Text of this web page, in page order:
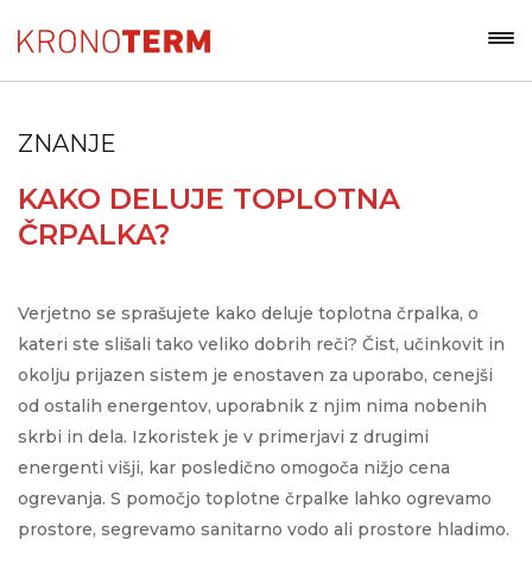
ZNANJE
KAKO DELUJE TOPLOTNA
ČRPALKA?
Verjetno se sprašujete kako deluje toplotna črpalka, o
kateri ste slišali tako veliko dobrih reči? Čist, učinkovit in
okolju prijazen sistem je enostaven za uporabo, cenejši
od ostalih energentov, uporabnik z njim nima nobenih
skrbi in dela. Izkoristek je v primerjavi z drugimi
energenti višji, kar posledično omogoča nižjo cena
ogrevanja. S pomočjo toplotne črpalke lahko ogrevamo
prostore, segrevamo sanitarno vodo ali prostore hladimo.